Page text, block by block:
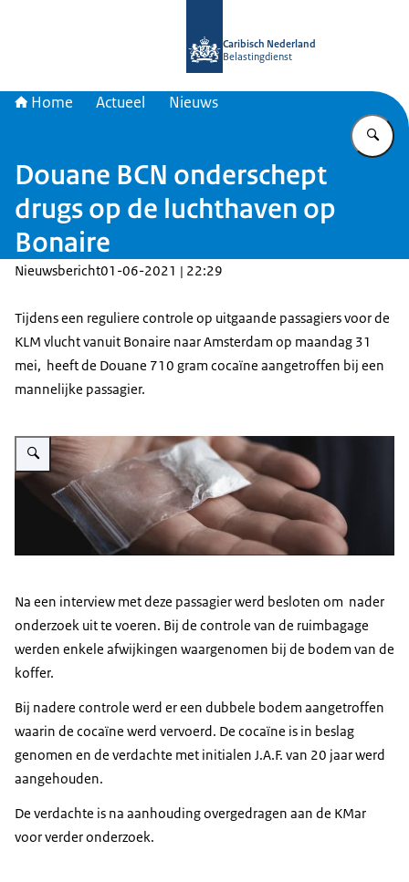
Caribisch Nederland
Belastingdienst
Home Actueel Nieuws
Douane BCN onderschept
drugs op de luchthaven op
Bonaire
Nieuwsbericht01-06-2021 | 22:29
Tijdens een reguliere controle op uitgaande passagiers voor de
KLM vlucht vanuit Bonaire naar Amsterdam op maandag 31
mei, heeft de Douane 710 gram cocaïne aangetroffen bij een
mannelijke passagier.
Vergroot afbeelding Douane/CN onderschept drugs
Na een interview met deze passagier werd besloten om nader
onderzoek uit te voeren. Bij de controle van de ruimbagage
werden enkele afwijkingen waargenomen bij de bodem van de
koffer.
Bij nadere controle werd er een dubbele bodem aangetroffen
waarin de cocaïne werd vervoerd. De cocaïne is in beslag
genomen en de verdachte met initialen J.A.F. van 20 jaar werd
aangehouden.
De verdachte is na aanhouding overgedragen aan de KMar
voor verder onderzoek.